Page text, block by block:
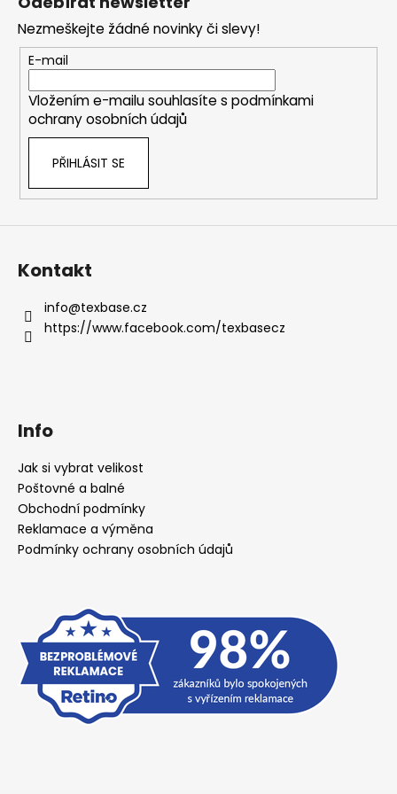
Nezmeškejte žádné novinky či slevy!
E-mail
Vložením e-mailu souhlasíte s podmínkami
ochrany osobních údajů
PŘIHLÁSIT SE
Kontakt
info@texbase.cz
https://www.facebook.com/texbasecz
Info
Jak si vybrat velikost
Poštovné a balné
Obchodní podmínky
Reklamace a výměna
Podmínky ochrany osobních údajů